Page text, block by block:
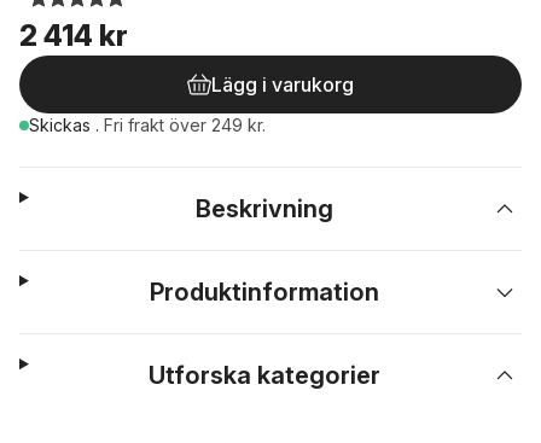
2 414 kr
Lägg i varukorg
Skickas . Fri frakt över 249 kr.
Beskrivning
Produktinformation
Utforska kategorier